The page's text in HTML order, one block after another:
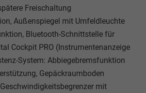
Freischaltung
Außenspiegel mit Umfeldleuchte
Bluetooth-Schnittstelle für
Cockpit PRO (Instrumentenanzeige
System: Abbiegebremsfunktion
Gepäckraumboden
mit